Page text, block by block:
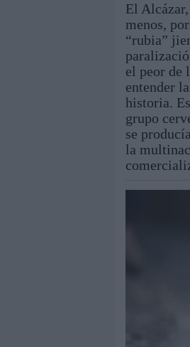
El
menos,
“rubia”
el peor de
entender
historia.
grupo
se
la